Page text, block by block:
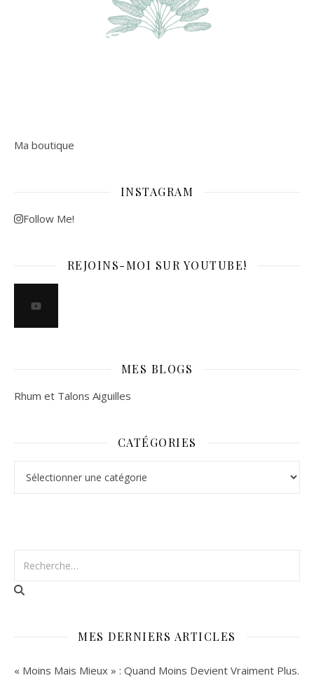
Ma boutique
INSTAGRAM
Follow Me!
REJOINS-MOI SUR YOUTUBE!
MES BLOGS
Rhum et Talons Aiguilles
CATÉGORIES
MES DERNIERS ARTICLES
« Moins Mais Mieux » : Quand Moins Devient Vraiment Plus.